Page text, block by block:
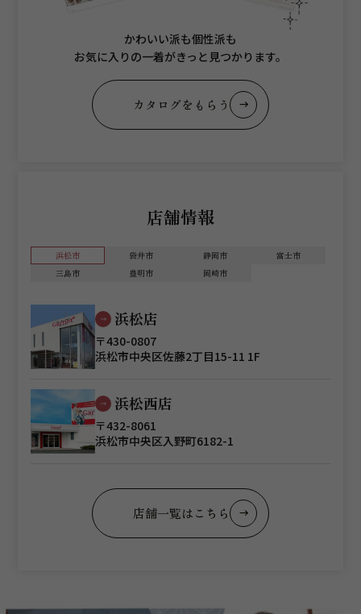
かわいい派も個性派も
お気に入りの一着がきっと見つかります。
カタログをもらう
店舗情報
浜松市 袋井市 静岡市
富士市
三島市
豊明市 岡崎市
浜松店
〒430-0807
浜松市中央区佐藤2丁目15-11 1F
浜松西店
〒432-8061
浜松市中央区入野町6182-1
店舗一覧はこちら